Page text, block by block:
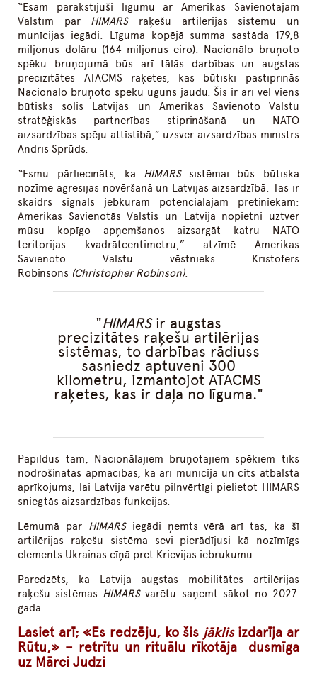
“Esam parakstījuši līgumu ar Amerikas Savienotajām
Valstīm parHIMARSraķešu artilērijas sistēmu un
munīcijas iegādi. Līguma kopējā summa sastāda 179,8
miljonus dolāru (164 miljonus eiro). Nacionālo bruņoto
spēku bruņojumā būs arī tālās darbības un augstas
precizitātes ATACMS raķetes, kas būtiski pastiprinās
Nacionālo bruņoto spēku uguns jaudu. Šis ir arī vēl viens
būtisks solis Latvijas un Amerikas Savienoto Valstu
stratēģiskās partnerības stiprināšanā un NATO
aizsardzības spēju attīstībā,” uzsver aizsardzības ministrs
Andris Sprūds.
“Esmu pārliecināts, ka HIMARSsistēmai būs būtiska
nozīme agresijas novēršanā un Latvijas aizsardzībā. Tas ir
skaidrs signāls jebkuram potenciālajam pretiniekam:
Amerikas Savienotās Valstis un Latvija nopietni uztver
mūsu kopīgo apņemšanos aizsargāt katru NATO
teritorijas kvadrātcentimetru,” atzīmē Amerikas
Savienoto Valstu vēstnieks Kristofers
Robinsons (Christopher Robinson).
HIMARSir augstas
precizitātes raķešu artilērijas
sistēmas, to darbības rādiuss
sasniedz aptuveni 300
kilometru, izmantojot ATACMS
raķetes, kas ir daļa no līguma.
Papildus tam, Nacionālajiem bruņotajiem spēkiem tiks
nodrošinātas apmācības, kā arī munīcija un cits atbalsta
aprīkojums, lai Latvija varētu pilnvērtīgi pielietot HIMARS
sniegtās aizsardzības funkcijas.
Lēmumā par HIMARSiegādi ņemts vērā arī tas, ka šī
artilērijas raķešu sistēma sevi pierādījusi kā nozīmīgs
elements Ukrainas cīņā pret Krievijas iebrukumu.
Paredzēts, ka Latvija augstas mobilitātes artilērijas
raķešu sistēmas HIMARSvarētu saņemt sākot no 2027.
gada.
Lasiet arī;«Es redzēju, ko šis jāklisizdarīja ar
Rūtu,» – retrītu un rituālu rīkotāja dusmīga
uz Mārci Judzi